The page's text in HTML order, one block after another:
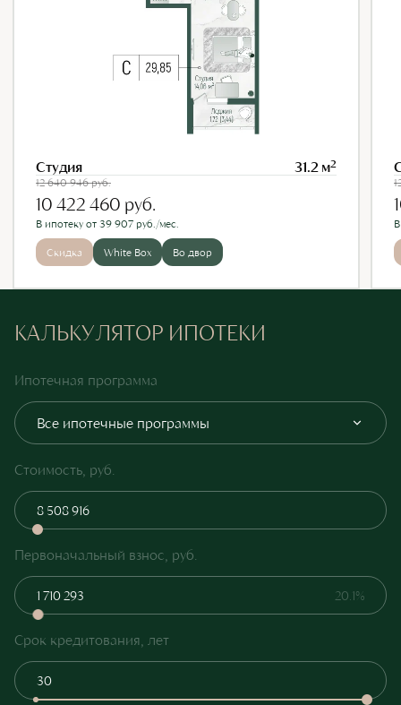
Студия 31.2 м2
12 640 946руб.
10 422 460 руб.
В ипотеку от 39 907 руб./мес.
Скидка White Box Во двор
КАЛЬКУЛЯТОР ИПОТЕКИ
Ипотечная программа
Все ипотечные программы
Стоимость, руб.
Первоначальный взнос, руб.
20.1%
Срок кредитования, лет